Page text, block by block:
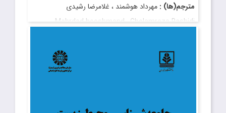
مترجم(ها) : مهرداد هوشمند ، غلامرضا رشیدی
Mehrdad hooshmand , Gholamreza Rashidi
تاریخ انتشار